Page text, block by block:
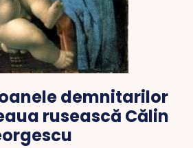
demnitarilor
rusească Călin